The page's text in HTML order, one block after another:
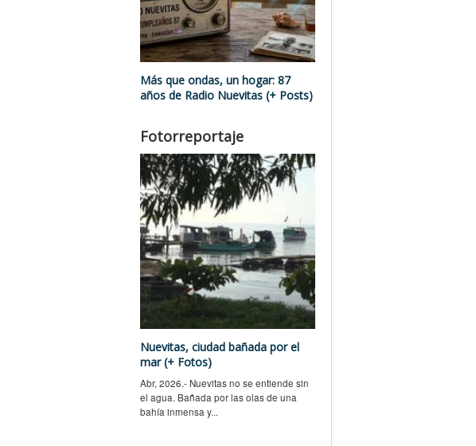
Más que ondas, un hogar: 87
años de Radio Nuevitas (+ Posts)
Fotorreportaje
Nuevitas, ciudad bañada por el
mar (+ Fotos)
Abr, 2026.- Nuevitas no se entiende sin
el agua. Bañada por las olas de una
bahía inmensa y...